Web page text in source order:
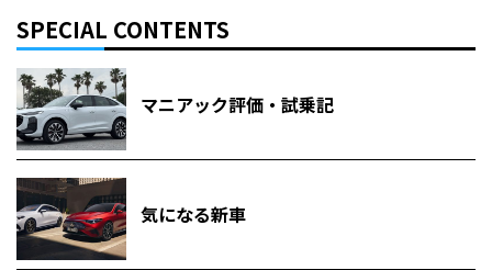
SPECIAL CONTENTS
マニアック評価・試乗記
気になる新車